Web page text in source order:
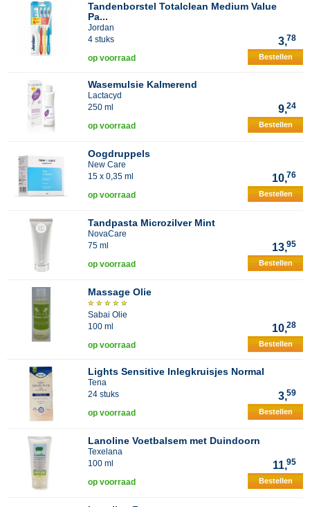
Tandenborstel Totalclean Medium Value
Pa...
Jordan
4 stuks
3,78
op voorraad Bestellen
Wasemulsie Kalmerend
Lactacyd
250 ml
9,24
op voorraad Bestellen
Oogdruppels
New Care
15 x 0,35 ml
10,76
op voorraad Bestellen
Tandpasta Microzilver Mint
NovaCare
75 ml
13,95
op voorraad Bestellen
Massage Olie
Sabai Olie
100 ml
10,28
op voorraad Bestellen
Lights Sensitive Inlegkruisjes Normal
Tena
24 stuks
3,59
op voorraad Bestellen
Lanoline Voetbalsem met Duindoorn
Texelana
100 ml
11,95
op voorraad Bestellen